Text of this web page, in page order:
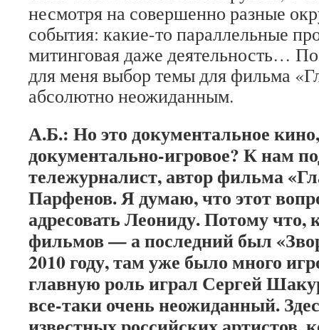
несмотря на совершенно разные
события: какие-то параллельные
митинговая даже деятельность…
для меня выбор темы для фильма
абсолютно неожиданным.
А.Б.: Но это документальное
документально-игровое? К нам
тележурналист, автор фильма
Парфенов. Я думаю, что этот
адресовать Леониду. Потому что,
фильмов — а последний был
2010 году, там уже было много
главную роль играл Сергей
все-таки очень неожиданный.